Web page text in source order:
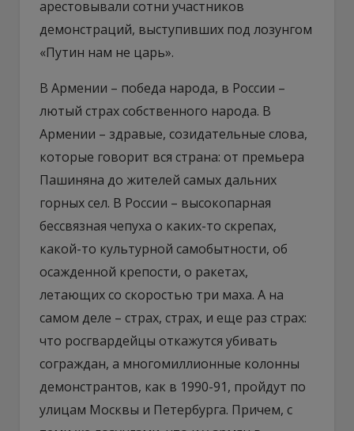
арестовывали сотни участников
демонстраций, выступивших под лозунгом
«Путин нам не царь».
В Армении – победа народа, в России –
лютый страх собственного народа. В
Армении – здравые, созидательные слова,
которые говорит вся страна: от премьера
Пашиняна до жителей самых дальних
горных сел. В России – высокопарная
бессвязная чепуха о каких-то скрепах,
какой-то культурной самобытности, об
осажденной крепости, о ракетах,
летающих со скоростью три маха. А на
самом деле – страх, страх, и еще раз страх:
что росгвардейцы откажутся убивать
сограждан, а многомиллионные колонны
демонстрантов, как в 1990-91, пройдут по
улицам Москвы и Петербурга. Причем, с